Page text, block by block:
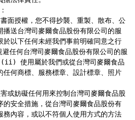
播送台灣司麥爾食品股份有限公司的服
於以下任何未經我們事前明確同意之行
任何台灣司麥爾食品股份有限公司的服
(ii) 使用屬於我們或從台灣司麥爾食品
任何商標、服務標章、設計標章、照片
的安全措施，從台灣司麥爾食品股份有
務內容，或以不符個人使用方式的方法